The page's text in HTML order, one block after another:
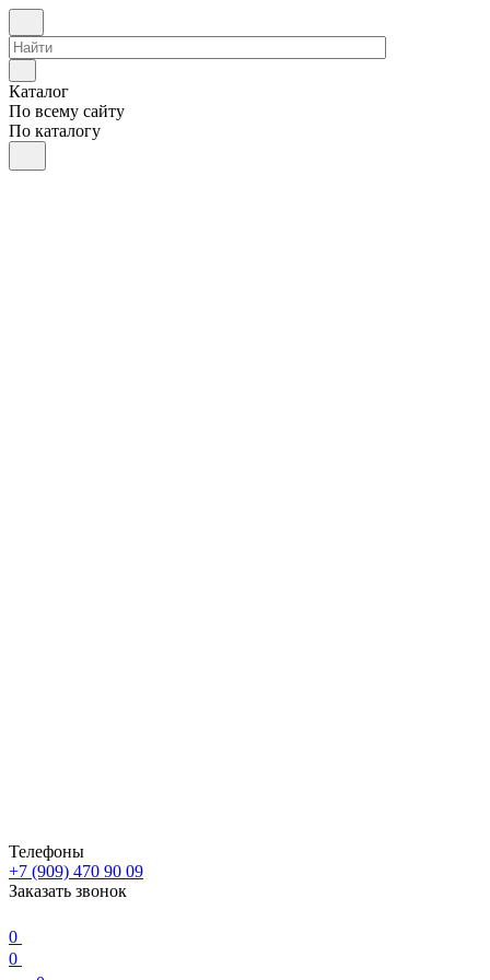
Каталог
По всему сайту
По каталогу
Телефоны
+7 (909) 470 90 09
Заказать звонок
0
0